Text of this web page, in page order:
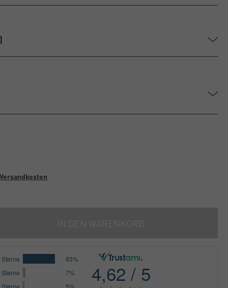
Versandkosten